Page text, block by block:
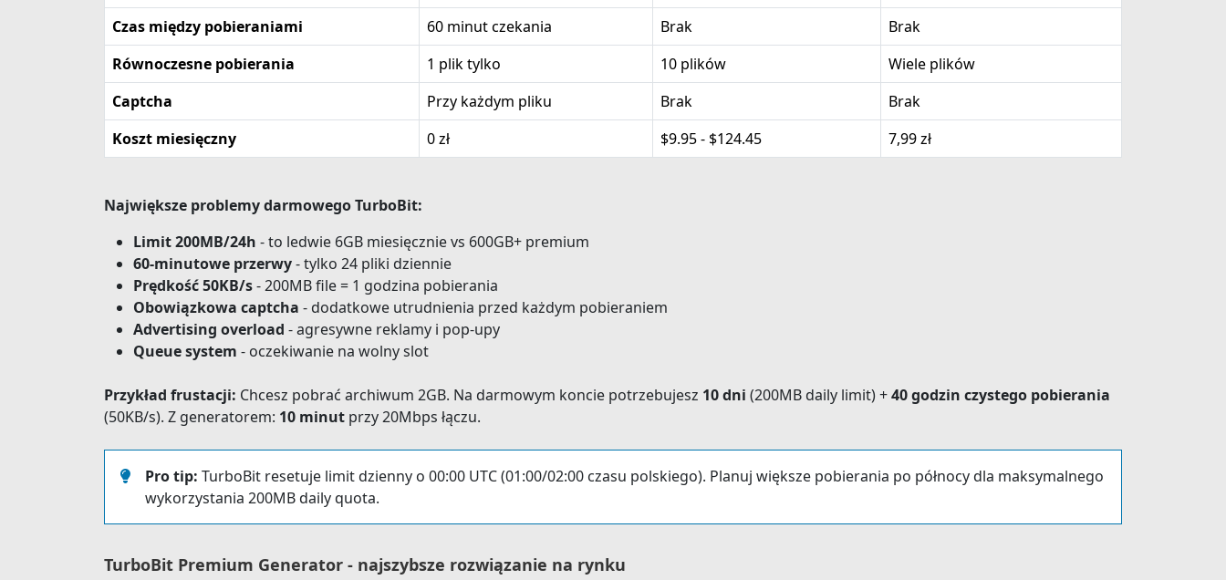
Czas między pobieraniami
60 minut czekania Brak
Brak
Równoczesne pobierania
1 plik tylko 10 plików
Wiele plików
Captcha
Przy każdym pliku Brak
Brak
Koszt miesięczny
0 zł $9.95 - $124.45 7,99 zł
Największe problemy darmowego TurboBit:
Limit 200MB/24h - to ledwie 6GB miesięcznie vs 600GB+ premium
60-minutowe przerwy- tylko 24 pliki dziennie
Prędkość 50KB/s- 200MB file = 1 godzina pobierania
Obowiązkowa captcha - dodatkowe utrudnienia przed każdym pobieraniem
Advertising overload - agresywne reklamy i pop-upy
Queue system - oczekiwanie na wolny slot
Przykład frustacji: Chcesz pobrać archiwum 2GB. Na darmowym koncie potrzebujesz 10 dni (200MB daily limit) +40 godzin czystego pobierania
(50KB/s). Z generatorem: 10 minut przy 20Mbps łączu.
Pro tip: TurboBit resetuje limit dzienny o 00:00 UTC (01:00/02:00 czasu polskiego). Planuj większe pobierania po północy dla maksymalnego
wykorzystania 200MB daily quota.
TurboBit Premium Generator - najszybsze rozwiązanie na rynku